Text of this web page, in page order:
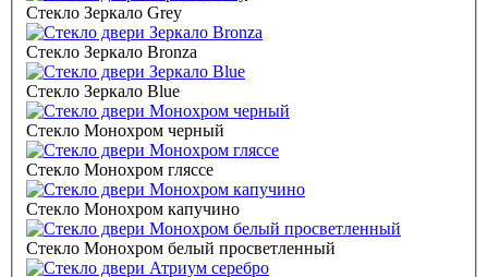
Стекло Зеркало Grey
Стекло Зеркало Bronza
Стекло Зеркало Blue
Стекло Монохром черный
Стекло Монохром гляссе
Стекло Монохром капучино
Стекло Монохром белый просветленный